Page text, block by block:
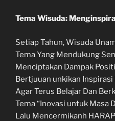
Tema Wisuda:
Setiap Tahun, Wisuda
Tema Yang Mendukung
Menciptakan Dampak
Bertjuuan unkikan Inspirasi
Agar Terus Belajar Dan
Tema “Inovasi untuk Masa
Lalu Mencermikanh